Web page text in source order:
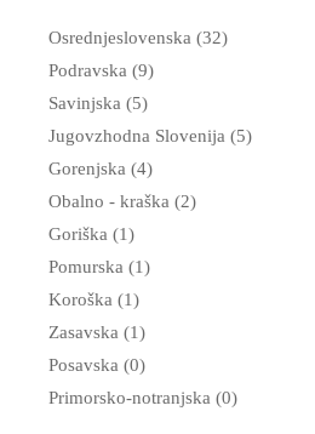
Osrednjeslovenska (32)
Podravska (9)
Savinjska (5)
Jugovzhodna Slovenija (5)
Gorenjska (4)
Obalno - kraška (2)
Goriška (1)
Pomurska (1)
Koroška (1)
Zasavska (1)
Posavska (0)
Primorsko-notranjska (0)